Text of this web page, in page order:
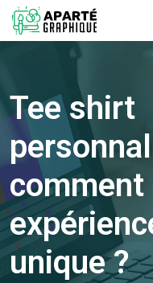
Tee shirt
comment
unique ?